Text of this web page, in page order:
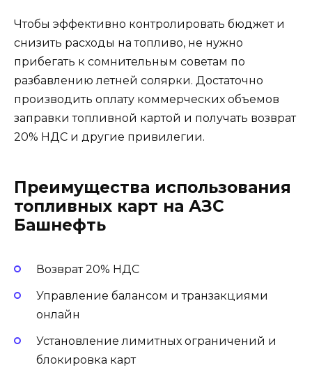
Чтобы эффективно контролировать бюджет и
снизить расходы на топливо, не нужно
прибегать к сомнительным советам по
разбавлению летней солярки. Достаточно
производить оплату коммерческих объемов
заправки топливной картой и получать возврат
20% НДС и другие привилегии.
Преимущества использования
топливных карт на АЗС
Башнефть
Возврат 20% НДС
Управление балансом и транзакциями
онлайн
Установление лимитных ограничений и
блокировка карт